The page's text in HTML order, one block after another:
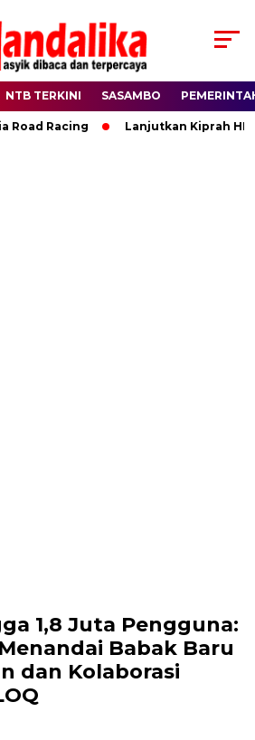
NTB TERKINI SASAMBO
Racing Lanjutkan Kiprah HBK,
1,8 Juta Pengguna:
Babak Baru
dan Kolaborasi